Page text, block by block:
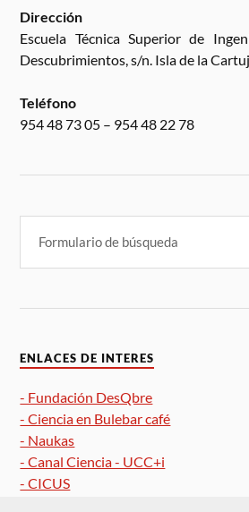
Dirección
Escuela Técnica Superior de
Descubrimientos, s/n. Isla de la
Teléfono
954 48 73 05 – 954 48 22 78
ENLACES DE INTERES
- Fundación DesQbre
- Ciencia en Bulebar café
- Naukas
- Canal Ciencia - UCC+i
- CICUS